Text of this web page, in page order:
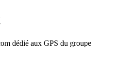
dédié aux GPS du groupe